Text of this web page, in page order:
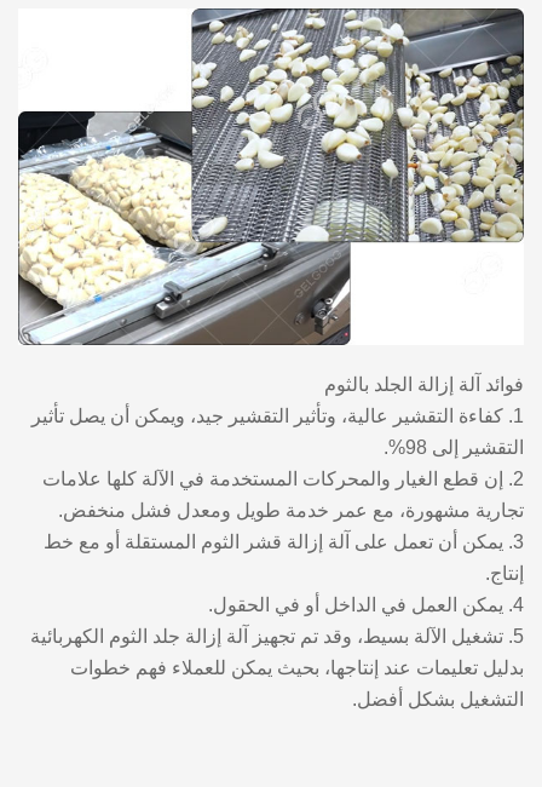
فوائد آلة إزالة الجلد بالثوم
1. كفاءة التقشير عالية، وتأثير التقشير جيد، ويمكن أن يصل تأثير
التقشير إلى 98%.
2. إن قطع الغيار والمحركات المستخدمة في الآلة كلها علامات
تجارية مشهورة، مع عمر خدمة طويل ومعدل فشل منخفض.
3. يمكن أن تعمل على آلة إزالة قشر الثوم المستقلة أو مع خط
إنتاج.
4. يمكن العمل في الداخل أو في الحقول.
5. تشغيل الآلة بسيط، وقد تم تجهيز آلة إزالة جلد الثوم الكهربائية
بدليل تعليمات عند إنتاجها، بحيث يمكن للعملاء فهم خطوات
التشغيل بشكل أفضل.